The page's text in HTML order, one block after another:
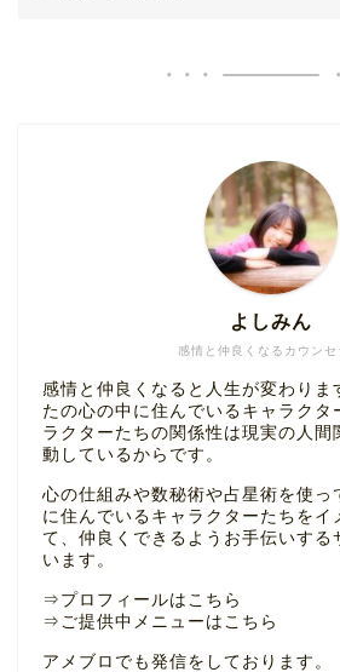
感情と仲良くなるカウンセ
よしみん
感情と仲良くなると人生が変わりま
たの心の中に住んでいるキャラクタ
ラクターたちの関係性は現実の人間
動しているからです。
心の仕組みや数秘術や占星術を使っ
に住んでいるキャラクターたちをイ
て、仲良くできるようお手伝いする
います。
⇒ プロフィールはこちら
⇒ ご提供中メニューはこちら
アメブロでも発信をしております。